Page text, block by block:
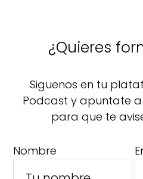
¿Quieres
Siguenos en tu
Podcast y apuntate
para que te
Nombre